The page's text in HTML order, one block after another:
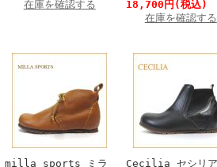
在庫を確認する
18,700円 (税込)
在庫を確認する
milla sports ミラ
Cecilia セシリア